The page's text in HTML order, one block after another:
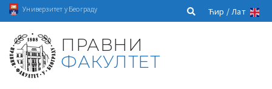
Универзитет у Београду Ћир /Лат
ПРАВНИ
ФАКУЛТЕТ